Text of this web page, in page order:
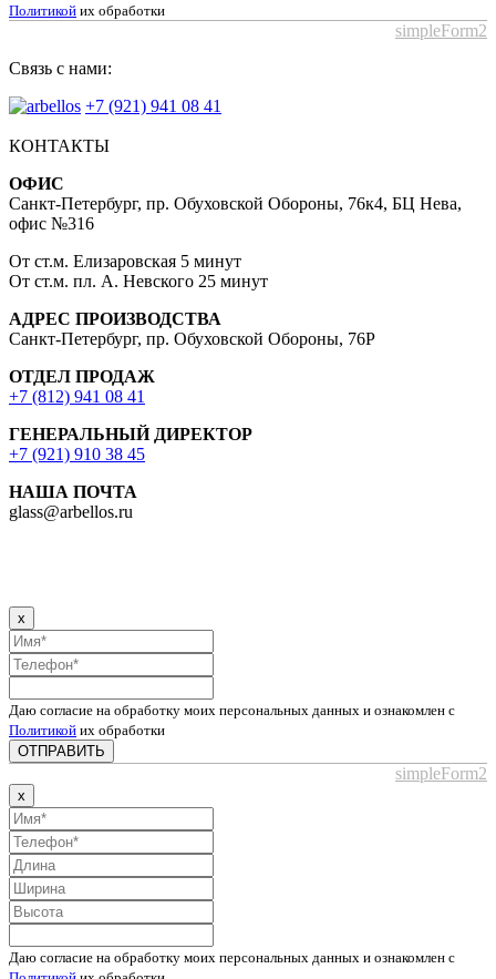
Политикой их обработки
simpleForm2
Связь с нами:
+7 (921) 941 08 41
КОНТАКТЫ
ОФИС
Санкт-Петербург, пр. Обуховской Обороны, 76к4, БЦ Нева,
офис №316
От ст.м. Елизаровская 5 минут
От ст.м. пл. А. Невского 25 минут
АДРЕС ПРОИЗВОДСТВА
Санкт-Петербург, пр. Обуховской Обороны, 76Р
ОТДЕЛ ПРОДАЖ
+7 (812) 941 08 41
ГЕНЕРАЛЬНЫЙ ДИРЕКТОР
+7 (921) 910 38 45
НАША ПОЧТА
glass@arbellos.ru
x
Даю согласие на обработку моих персональных данных и ознакомлен с
Политикой их обработки
ОТПРАВИТЬ
simpleForm2
x
Даю согласие на обработку моих персональных данных и ознакомлен с